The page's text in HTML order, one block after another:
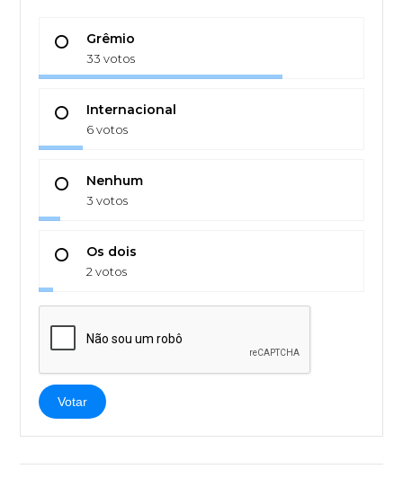
Grêmio
33 votos
Internacional
6 votos
Nenhum
3 votos
Os dois
2 votos
Votar